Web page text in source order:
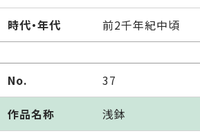
時代・年代 前2千年紀中頃
No. 37
作品名称 浅鉢